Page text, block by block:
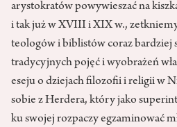
arystokratów powywieszać na
i tak już w XVIII i XIX w., zetkniemy
teologów i biblistów coraz bardziej
tradycyjnych pojęć i wyobrażeń
eseju o dziejach filozofii i religii w
sobie z Herdera, który jako
ku swojej rozpaczy egzaminować